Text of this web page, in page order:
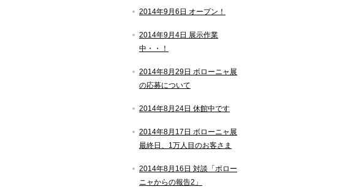
2014年9月6日 オープン！
2014年9月4日 展示作業
中・・！
2014年8月29日 ボローニャ展
の応募について
2014年8月24日 休館中です
2014年8月17日 ボローニャ展
最終日、1万人目のお客さま
2014年8月16日 対談「ボロー
ニャからの報告2」